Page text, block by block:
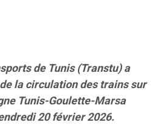
de Tunis (Transtu) a
la circulation des trains sur
Tunis-Goulette-Marsa
20 février 2026.